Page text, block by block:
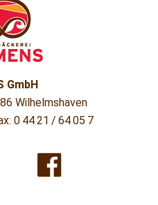
GmbH
Wilhelmshaven
0 44 21 / 64 05 7